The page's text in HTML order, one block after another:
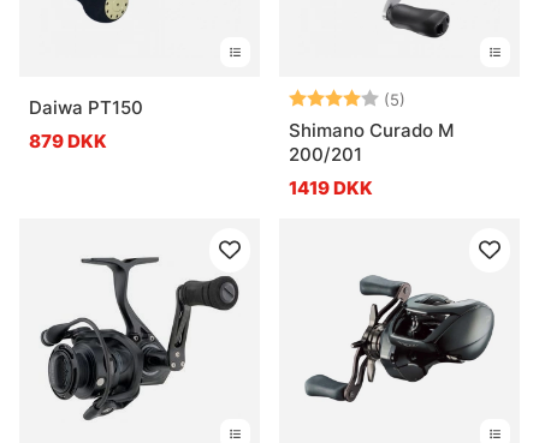
Daiwa PT150
879 DKK
Vurdering: (5)
Shimano Curado M
200/201
1419 DKK